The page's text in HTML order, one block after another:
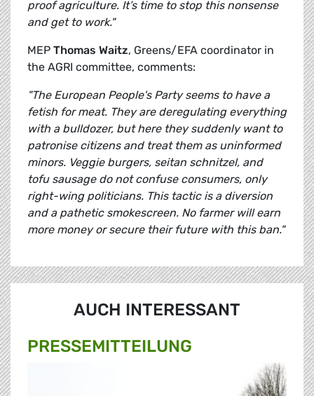
proof agriculture. It’s time to stop this nonsense
and get to work."
MEP Thomas Waitz, Greens/EFA coordinator in
the AGRI committee, comments:
"The European People's Party seems to have a
fetish for meat. They are deregulating everything
with a bulldozer, but here they suddenly want to
patronise citizens and treat them as uninformed
minors. Veggie burgers, seitan schnitzel, and
tofu sausage do not confuse consumers, only
right-wing politicians. This tactic is a diversion
and a pathetic smokescreen. No farmer will earn
more money or secure their future with this ban."
AUCH INTERESSANT
PRESSE­MITTEILUNG